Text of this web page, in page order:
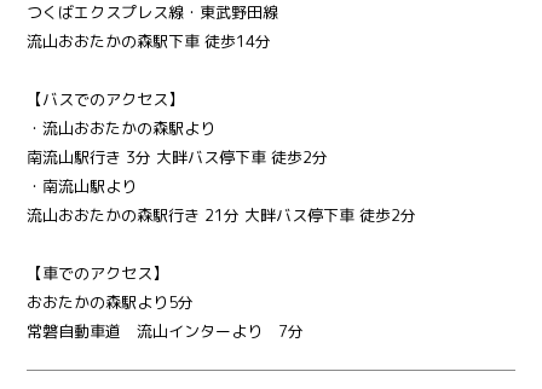
つくばエクスプレス線・東武野田線
流山おおたかの森駅下車 徒歩14分
【バスでのアクセス】
・流山おおたかの森駅より
南流山駅行き 3分 大畔バス停下車 徒歩2分
・南流山駅より
流山おおたかの森駅行き 21分 大畔バス停下車 徒歩2分
【車でのアクセス】
おおたかの森駅より5分
常磐自動車道 流山インターより 7分